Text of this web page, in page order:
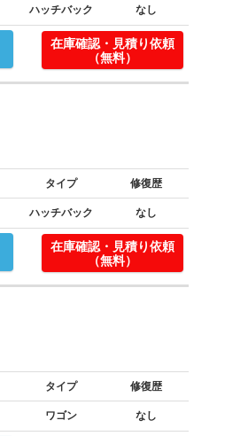
ハッチバック なし
在庫確認・見積り依頼
（無料）
タイプ 修復歴
ハッチバック なし
在庫確認・見積り依頼
（無料）
タイプ 修復歴
ワゴン なし